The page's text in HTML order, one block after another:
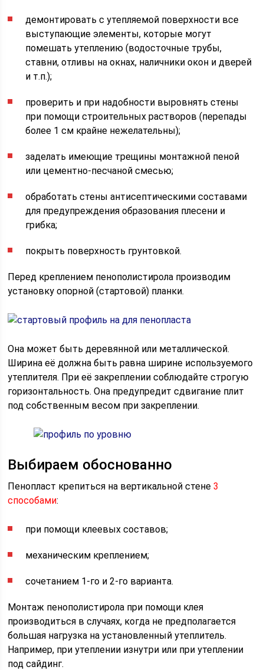
демонтировать с утепляемой поверхности все
выступающие элементы, которые могут
помешать утеплению (водосточные трубы,
ставни, отливы на окнах, наличники окон и дверей
и т.п.);
проверить и при надобности выровнять стены
при помощи строительных растворов (перепады
более 1 см крайне нежелательны);
заделать имеющие трещины монтажной пеной
или цементно-песчаной смесью;
обработать стены антисептическими составами
для предупреждения образования плесени и
грибка;
покрыть поверхность грунтовкой.
Перед креплением пенополистирола производим
установку опорной (стартовой) планки.
Она может быть деревянной или металлической.
Ширина её должна быть равна ширине используемого
утеплителя. При её закреплении соблюдайте строгую
горизонтальность. Она предупредит сдвигание плит
под собственным весом при закреплении.
Выбираем обоснованно
Пенопласт крепиться на вертикальной стене3
способами:
при помощи клеевых составов;
механическим креплением;
сочетанием 1-го и 2-го варианта.
Монтаж пенополистирола при помощи клея
производиться в случаях, когда не предполагается
большая нагрузка на установленный утеплитель.
Например, при утеплении изнутри или при утеплении
под сайдинг.